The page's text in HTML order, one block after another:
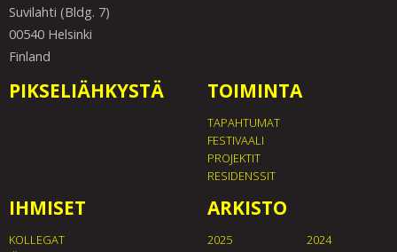
Suvilahti (Bldg. 7)
00540 Helsinki
Finland
PIKSELIÄHKYSTÄ TOIMINTA
TAPAHTUMAT
FESTIVAALI
PROJEKTIT
RESIDENSSIT
IHMISET
KOLLEGAT
ARKISTO
2025
2024